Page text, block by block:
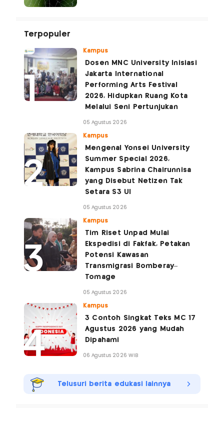
Terpopuler
Kampus
Dosen MNC University Inisiasi
Jakarta International
Performing Arts Festival
2026, Hidupkan Ruang Kota
Melalui Seni Pertunjukan
05 Agustus 2026
Kampus
Mengenal Yonsei University
Summer Special 2026,
Kampus Sabrina Chairunnisa
yang Disebut Netizen Tak
Setara S3 UI
05 Agustus 2026
Kampus
Tim Riset Unpad Mulai
Ekspedisi di Fakfak, Petakan
Potensi Kawasan
Transmigrasi Bomberay–
Tomage
05 Agustus 2026
Kampus
3 Contoh Singkat Teks MC 17
Agustus 2026 yang Mudah
Dipahami
06 Agustus 2026 WIB
Telusuri berita edukasi lainnya